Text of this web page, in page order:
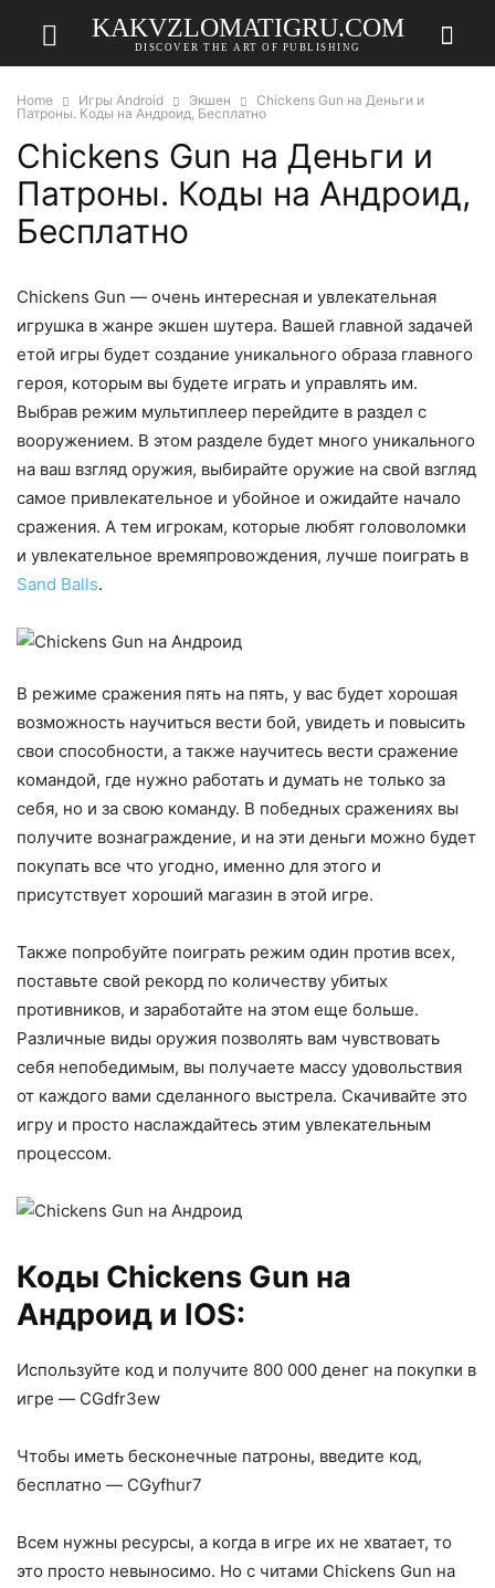
KAKVZLOMATIGRU.COM
DISCOVER THE ART OF PUBLISHING
Home Игры Android Экшен
Chickens Gun на Деньги и
Патроны. Коды на Андроид, Бесплатно
Chickens Gun на Деньги и
Патроны. Коды на Андроид,
Бесплатно
Chickens Gun — очень интересная и увлекательная
игрушка в жанре экшен шутера. Вашей главной задачей
етой игры будет создание уникального образа главного
героя, которым вы будете играть и управлять им.
Выбрав режим мультиплеер перейдите в раздел с
вооружением. В этом разделе будет много уникального
на ваш взгляд оружия, выбирайте оружие на свой взгляд
самое привлекательное и убойное и ожидайте начало
сражения. А тем игрокам, которые любят головоломки
и увлекательное времяпровождения, лучше поиграть в
Sand Balls.
В режиме сражения пять на пять, у вас будет хорошая
возможность научиться вести бой, увидеть и повысить
свои способности, а также научитесь вести сражение
командой, где нужно работать и думать не только за
себя, но и за свою команду. В победных сражениях вы
получите вознаграждение, и на эти деньги можно будет
покупать все что угодно, именно для этого и
присутствует хороший магазин в этой игре.
Также попробуйте поиграть режим один против всех,
поставьте свой рекорд по количеству убитых
противников, и заработайте на этом еще больше.
Различные виды оружия позволять вам чувствовать
себя непобедимым, вы получаете массу удовольствия
от каждого вами сделанного выстрела. Скачивайте это
игру и просто наслаждайтесь этим увлекательным
процессом.
Коды Chickens Gun на
Андроид и IOS:
Используйте код и получите 800 000 денег на покупки в
игре — CGdfr3ew
Чтобы иметь бесконечные патроны, введите код,
бесплатно — CGyfhur7
Всем нужны ресурсы, а когда в игре их не хватает, то
это просто невыносимо. Но с читами Chickens Gun на